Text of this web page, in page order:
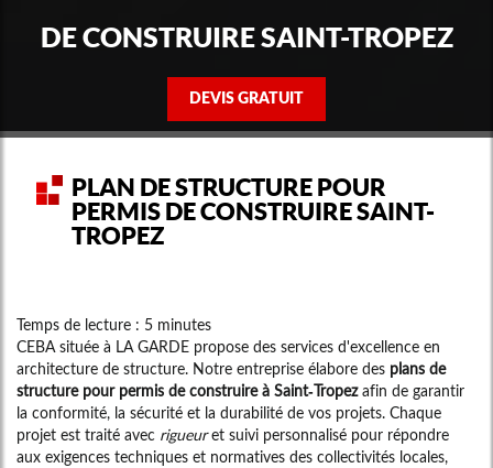
DE CONSTRUIRE SAINT-TROPEZ
DEVIS GRATUIT
PLAN DE STRUCTURE POUR
PERMIS DE CONSTRUIRE SAINT-
TROPEZ
Temps de lecture : 5 minutes
CEBA située à LA GARDE propose des services d'excellence en
architecture de structure. Notre entreprise élabore des plans de
structure pour permis de construire à Saint-Tropezafin de garantir
la conformité, la sécurité et la durabilité de vos projets. Chaque
projet est traité avec rigueuret suivi personnalisé pour répondre
aux exigences techniques et normatives des collectivités locales,